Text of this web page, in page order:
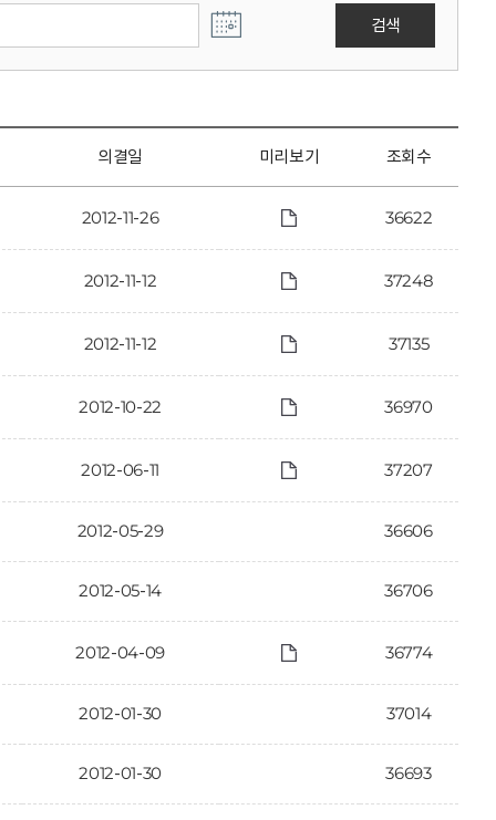
검색
의결일 미리보기 조회수
2012-11-26 36622
2012-11-12 37248
2012-11-12 37135
2012-10-22 36970
2012-06-11 37207
2012-05-29 36606
2012-05-14 36706
2012-04-09 36774
2012-01-30 37014
2012-01-30 36693